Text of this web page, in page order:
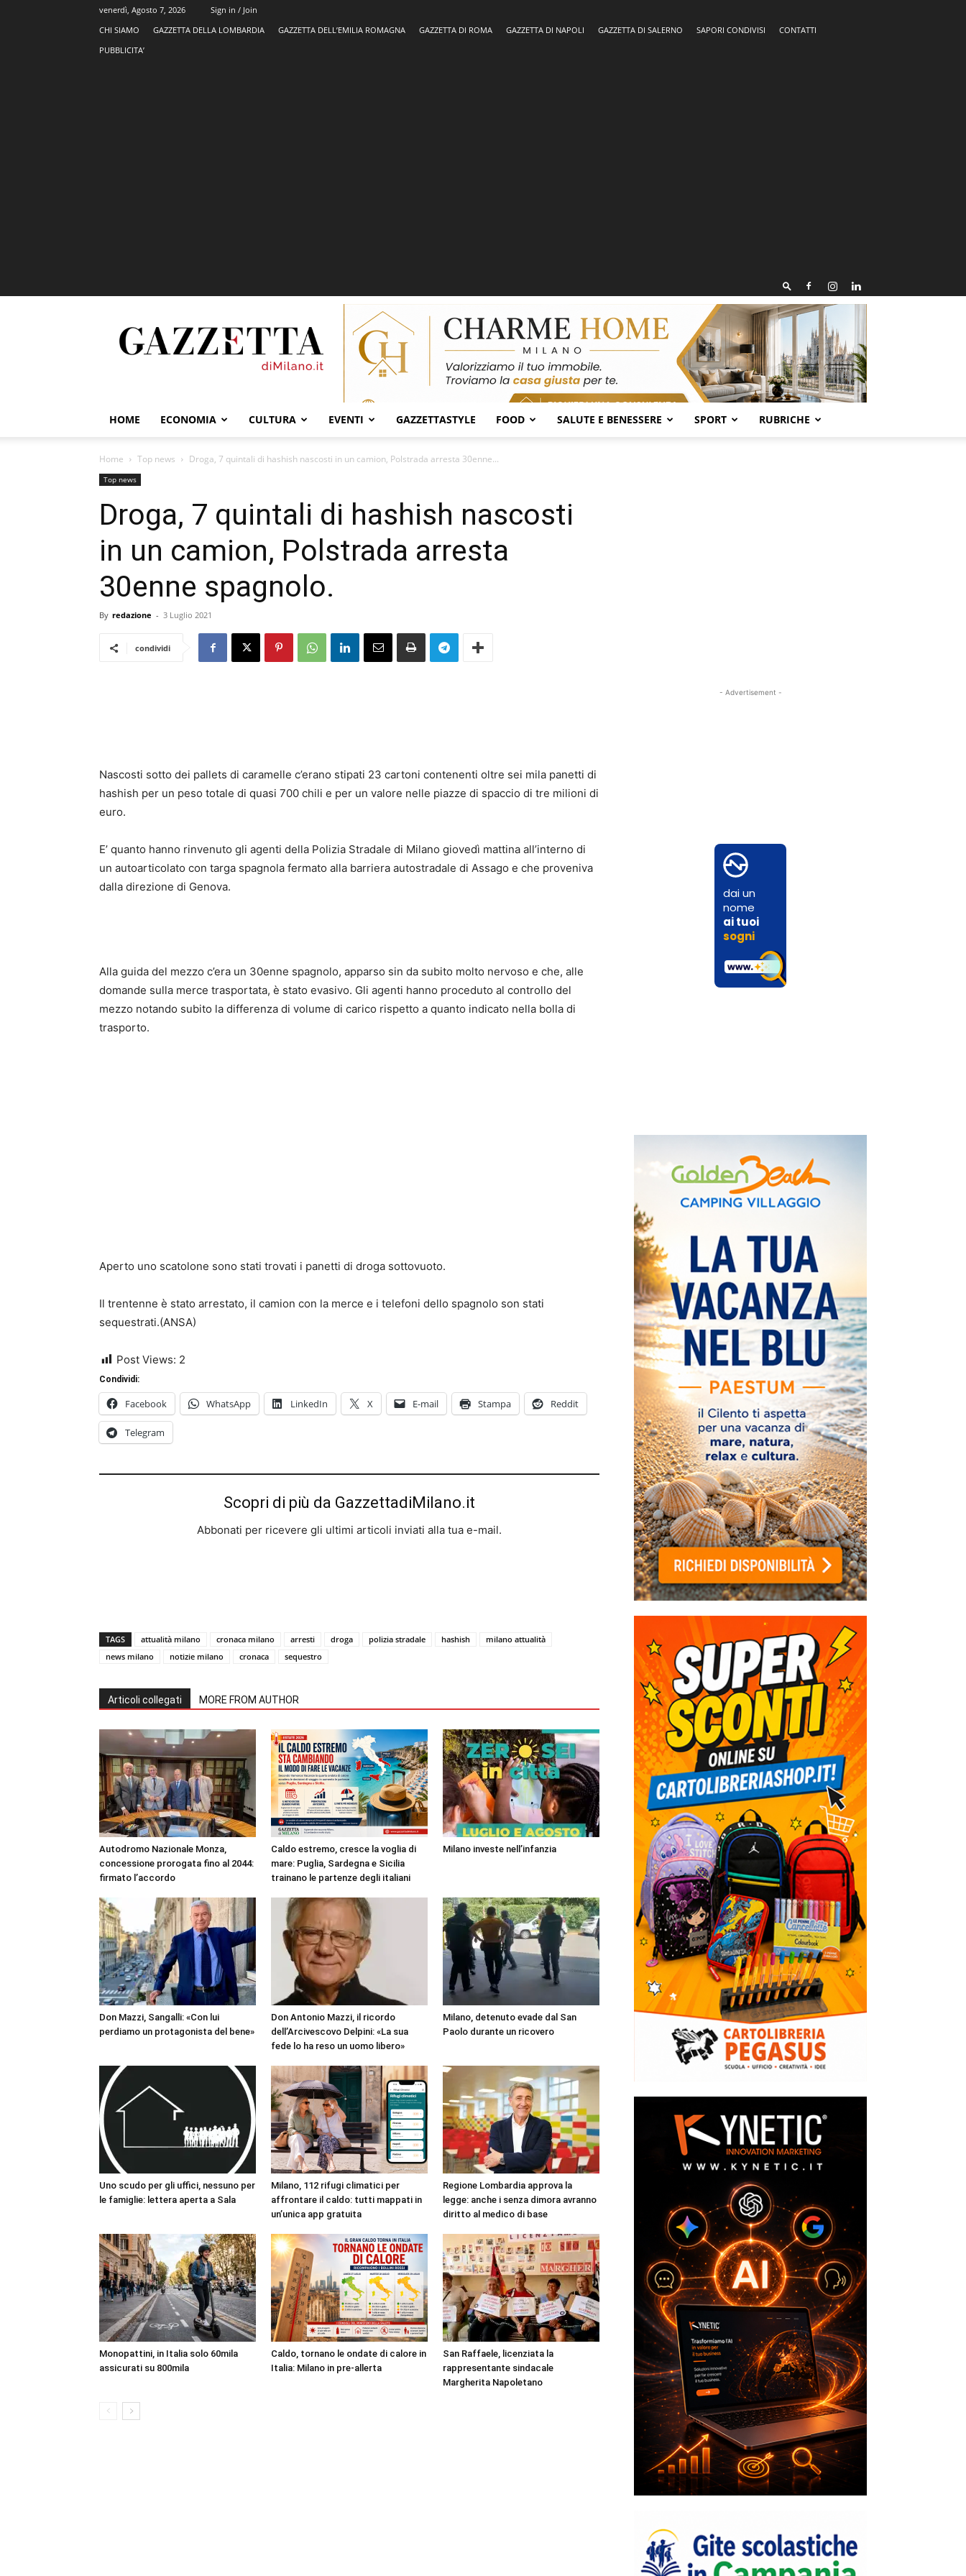
venerdì, Agosto 7, 2026
Sign in / Join
CHI SIAMO
GAZZETTA DELLA LOMBARDIA GAZZETTA DELL’EMILIA ROMAGNA GAZZETTA DI ROMA GAZZETTA DI NAPOLI GAZZETTA DI SALERNO SAPORI CONDIVISI
CONTATTI
PUBBLICITA’
HOME ECONOMIA CULTURA EVENTI GAZZETTASTYLE FOOD SALUTE E BENESSERE SPORT RUBRICHE
Home Top news Droga, 7 quintali di hashish nascosti in un camion, Polstrada arresta 30enne...
Top news
Droga, 7 quintali di hashish nascosti
in un camion, Polstrada arresta
30enne spagnolo.
By redazione - 3 Luglio 2021
condividi
Nascosti sotto dei pallets di caramelle c’erano stipati 23 cartoni contenenti oltre sei mila panetti di
hashish per un peso totale di quasi 700 chili e per un valore nelle piazze di spaccio di tre milioni di
euro.
E’ quanto hanno rinvenuto gli agenti della Polizia Stradale di Milano giovedì mattina all’interno di
un autoarticolato con targa spagnola fermato alla barriera autostradale di Assago e che proveniva
dalla direzione di Genova.
Alla guida del mezzo c’era un 30enne spagnolo, apparso sin da subito molto nervoso e che, alle
domande sulla merce trasportata, è stato evasivo. Gli agenti hanno proceduto al controllo del
mezzo notando subito la differenza di volume di carico rispetto a quanto indicato nella bolla di
trasporto.
Aperto uno scatolone sono stati trovati i panetti di droga sottovuoto.
Il trentenne è stato arrestato, il camion con la merce e i telefoni dello spagnolo son stati
sequestrati.(ANSA)
Post Views: 2
Condividi:
Facebook WhatsApp LinkedIn X E-mail Stampa Reddit
Telegram
Scopri di più da GazzettadiMilano.it
Abbonati per ricevere gli ultimi articoli inviati alla tua e-mail.
TAGS attualità milano cronaca milano arresti droga polizia stradale hashish
milano attualità
news milano
notizie milano cronaca sequestro
Articoli collegati MORE FROM AUTHOR
Autodromo Nazionale Monza,
concessione prorogata fino al 2044:
firmato l’accordo
Caldo estremo, cresce la voglia di
mare: Puglia, Sardegna e Sicilia
trainano le partenze degli italiani
Milano investe nell’infanzia
Don Mazzi, Sangalli: «Con lui
perdiamo un protagonista del bene»
Don Antonio Mazzi, il ricordo
dell’Arcivescovo Delpini: «La sua
fede lo ha reso un uomo libero»
Milano, detenuto evade dal San
Paolo durante un ricovero
Uno scudo per gli uffici, nessuno per
le famiglie: lettera aperta a Sala
Milano, 112 rifugi climatici per
affrontare il caldo: tutti mappati in
un’unica app gratuita
Regione Lombardia approva la
legge: anche i senza dimora avranno
diritto al medico di base
Monopattini, in Italia solo 60mila
assicurati su 800mila
Caldo, tornano le ondate di calore in
Italia: Milano in pre-allerta
San Raffaele, licenziata la
rappresentante sindacale
Margherita Napoletano
- Advertisement -